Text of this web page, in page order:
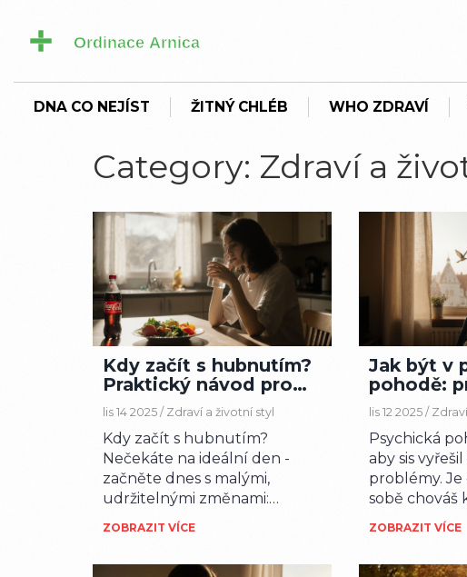
DNA CO NEJÍST ŽITNÝ CHLÉB WHO ZDRAVÍ
Category: Zdraví a
Kdy začít s hubnutím?
Praktický návod pro
začátek bez
zbytečného stresu
lis 14 2025 / Zdraví a životní styl
Kdy začít s hubnutím?
Nečekáte na ideální den -
začněte dnes s malými,
udržitelnými změnami:
přestat pít sladké nápoje, jíst
ZOBRAZIT VÍCE
Jak být v
pohodě:
kroky pro
lis 12 2025 /
Psychická
aby sis
problémy. Je
sobě chováš
co tě
ZOBRAZIT VÍCE